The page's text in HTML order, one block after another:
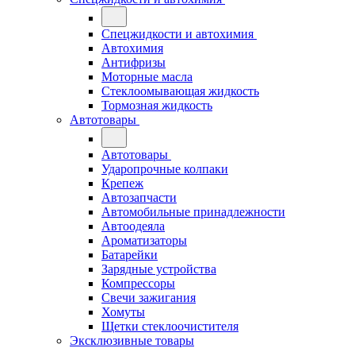
Спецжидкости и автохимия
Автохимия
Антифризы
Моторные масла
Стеклоомывающая жидкость
Тормозная жидкость
Автотовары
Автотовары
Ударопрочные колпаки
Крепеж
Автозапчасти
Автомобильные принадлежности
Автоодеяла
Ароматизаторы
Батарейки
Зарядные устройства
Компрессоры
Свечи зажигания
Хомуты
Щетки стеклоочистителя
Эксклюзивные товары